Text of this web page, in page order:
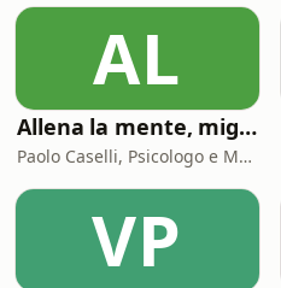
AL
Allena la mente, migliora la tua vita. Psicologia, mental training e crescita personale
Paolo Caselli, Psicologo e Mental Trainer
VP